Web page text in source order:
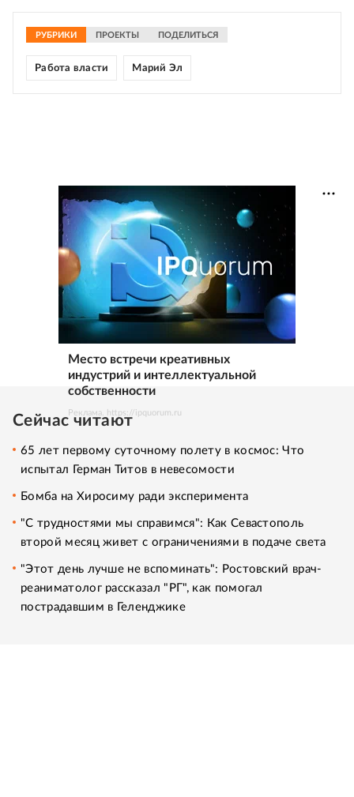
РУБРИКИ ПРОЕКТЫ ПОДЕЛИТЬСЯ
Работа власти Марий Эл
Место встречи креативных
индустрий и интеллектуальной
собственности
Реклама. https://ipquorum.ru
Сейчас читают
65 лет первому суточному полету в космос: Что
испытал Герман Титов в невесомости
Бомба на Хиросиму ради эксперимента
"С трудностями мы справимся": Как Севастополь
второй месяц живет с ограничениями в подаче света
"Этот день лучше не вспоминать": Ростовский врач-
реаниматолог рассказал "РГ", как помогал
пострадавшим в Геленджике